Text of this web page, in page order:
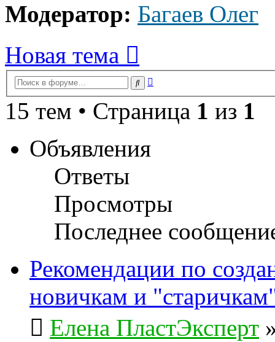
Модератор: Багаев Олег
Новая тема
Поиск
15 тем • Страница 1 из 1
Объявления
Ответы
Просмотры
Последнее
Рекомендации по
новичкам и
Елена ПластЭксперт